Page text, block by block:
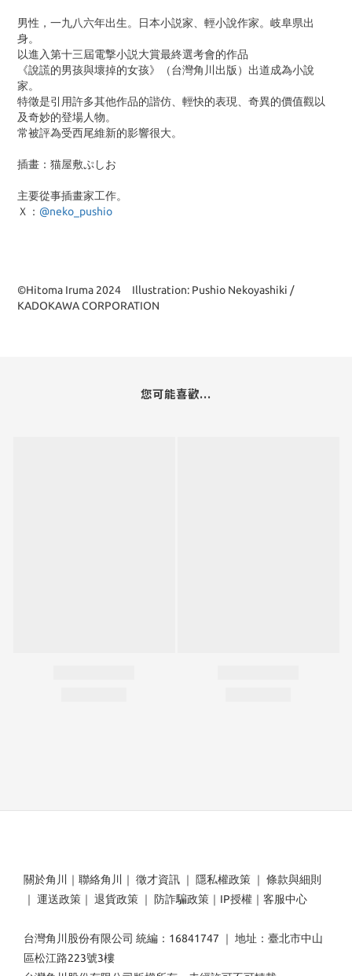
男性，一九八六年出生。日本小説家、輕小說作家。岐阜県出
身。
以進入第十三屆電撃小説大賞最終選考會的作品
《說謊的男孩與壞掉的女孩》（台灣角川出版）出道成為小說
家。
特徵是引用許多其他作品的諧仿、輕快的表現、奇異的價值觀以
及奇妙的登場人物。
常被評為受西尾維新的影響很大。
插畫：猫屋敷ぷしお
主要從事插畫家工作。
Ｘ： @neko_pushio
©Hitoma Iruma 2024 Illustration: Pushio Nekoyashiki /
KADOKAWA CORPORATION
您可能喜歡...
關於角川 ｜ 聯絡角川 ｜ 徵才資訊 ｜ 隱私權政策 ｜ 條款與細則
｜ 運送政策 ｜ 退貨政策 ｜ 防詐騙政策 ｜ IP授權 ｜ 客服中心
台灣角川股份有限公司 統編：16841747 ｜ 地址：臺北市中山
區松江路223號3樓